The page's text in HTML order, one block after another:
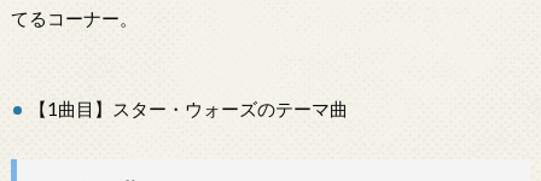
てるコーナー。
【1曲目】スター・ウォーズのテーマ曲